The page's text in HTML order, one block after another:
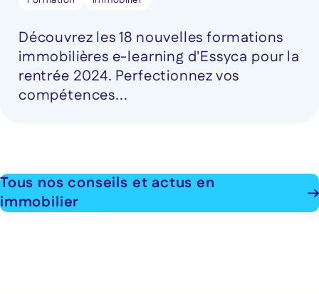
Découvrez les 18 nouvelles formations
immobilières e-learning d'Essyca pour la
rentrée 2024. Perfectionnez vos
compétences...
Tous nos conseils et actus en
immobilier